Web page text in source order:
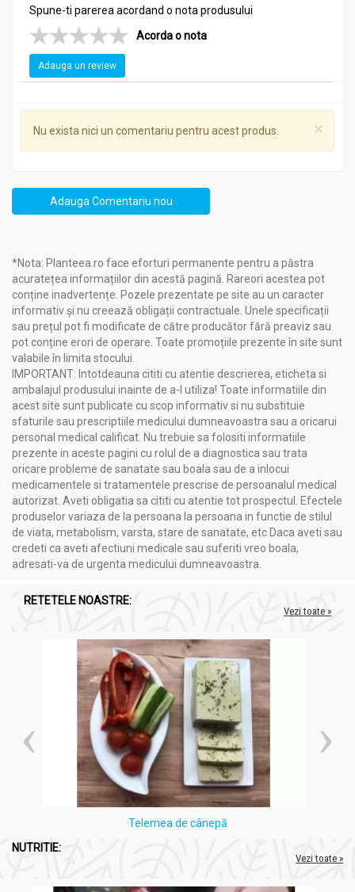
Spune-ti parerea acordand o nota produsului
Acorda o nota
Adauga un review
×
Nu exista nici un comentariu pentru acest produs.
Adauga Comentariu nou
*Nota: Planteea.ro face eforturi permanente pentru a păstra
acuratețea informațiilor din acestă pagină. Rareori acestea pot
conține inadvertențe. Pozele prezentate pe site au un caracter
informativ și nu creează obligații contractuale. Unele specificații
sau prețul pot fi modificate de către producător fără preaviz sau
pot conține erori de operare. Toate promoțiile prezente în site sunt
valabile în limita stocului.
IMPORTANT: Intotdeauna cititi cu atentie descrierea, eticheta si
ambalajul produsului inainte de a-l utiliza! Toate informatiile din
acest site sunt publicate cu scop informativ si nu substituie
sfaturile sau prescriptiile medicului dumneavoastra sau a oricarui
personal medical calificat. Nu trebuie sa folositi informatiile
prezente in aceste pagini cu rolul de a diagnostica sau trata
oricare probleme de sanatate sau boala sau de a inlocui
medicamentele si tratamentele prescrise de persoanalul medical
autorizat. Aveti obligatia sa cititi cu atentie tot prospectul. Efectele
produselor variaza de la persoana la persoana in functie de stilul
de viata, metabolism, varsta, stare de sanatate, etc Daca aveti sau
credeti ca aveti afectiuni medicale sau suferiti vreo boala,
adresati-va de urgenta medicului dumneavoastra.
RETETELE NOASTRE:
Vezi toate »
Telemea de cânepă
NUTRITIE:
Vezi toate »